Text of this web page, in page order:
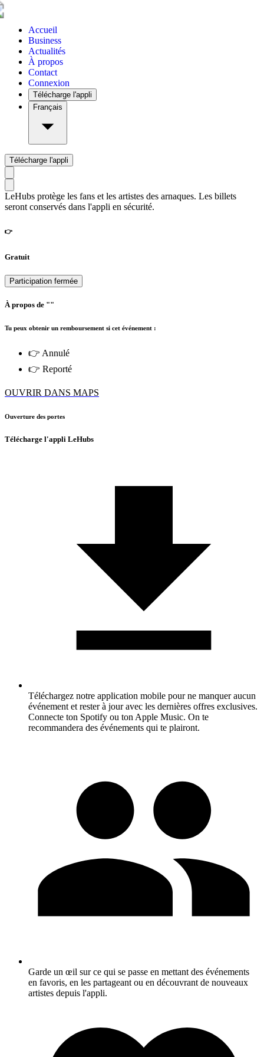
Accueil
Business
Actualités
À propos
Contact
Connexion
Télécharge l'appli
Français
Télécharge l'appli
LeHubs protège les fans et les artistes des arnaques. Les billets
seront conservés dans l'appli en sécurité.
👉
Gratuit
Participation fermée
À propos de ""
Tu peux obtenir un remboursement si cet événement :
👉 Annulé
👉 Reporté
OUVRIR DANS MAPS
Ouverture des portes
Télécharge l'appli LeHubs
Téléchargez notre application mobile pour ne manquer aucun
événement et rester à jour avec les dernières offres exclusives.
Connecte ton Spotify ou ton Apple Music. On te
recommandera des événements qui te plairont.
Garde un œil sur ce qui se passe en mettant des événements
en favoris, en les partageant ou en découvrant de nouveaux
artistes depuis l'appli.